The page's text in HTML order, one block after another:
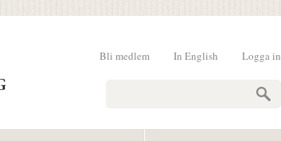
Logga in
In English
Bli medlem